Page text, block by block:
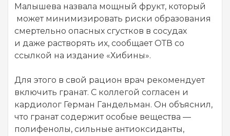
Малышева назвала мощный фрукт, который
может минимизировать риски образования
смертельно опасных сгустков в сосудах
и даже растворять их, сообщает ОТВ со
ссылкой на издание «Хибины».
Для этого в свой рацион врач рекомендует
включить гранат. С коллегой согласен и
кардиолог Герман Гандельман. Он объяснил,
что гранат содержит особые вещества —
полифенолы, сильные антиоксиданты,